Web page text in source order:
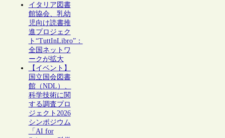
イタリア図書
館協会、乳幼
児向け読書推
進プロジェク
ト“TuttInLibro”：
全国ネットワ
ークが拡大
【イベント】
国立国会図書
館（NDL）、
科学技術に関
する調査プロ
ジェクト2026
シンポジウム
「AI for